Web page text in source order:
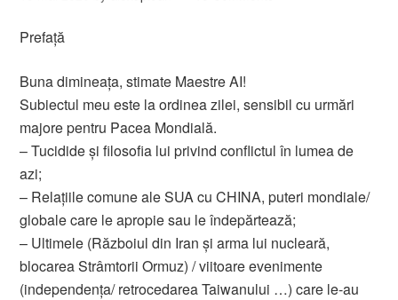
Prefață
Buna dimineața, stimate Maestre AI!
Subiectul meu este la ordinea zilei, sensibil cu urmări
majore pentru Pacea Mondială.
– Tucidide și filosofia lui privind conflictul în lumea de
azi;
– Relațiile comune ale SUA cu CHINA, puteri mondiale/
globale care le apropie sau le îndepărtează;
– Ultimele (Războiul din Iran și arma lui nucleară,
blocarea Strâmtorii Ormuz) / viitoare evenimente
(independența/ retrocedarea Taiwanului …) care le-au